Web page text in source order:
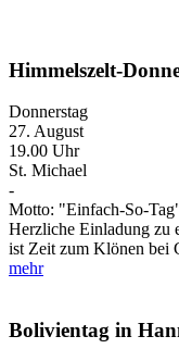
Himmelszelt-
Donnerstag
27. August
19.00 Uhr
St. Michael
-
Motto: "Einfach-So-
Herzliche Einladung zu
ist Zeit zum Klönen bei
mehr
Bolivientag in